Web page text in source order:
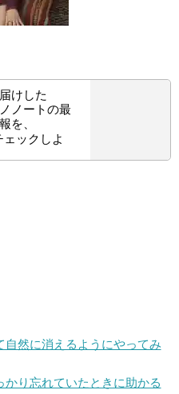
けした
ノートの最
を、
ェックしよ
然に消えるようにやってみ
り忘れていたときに助かる